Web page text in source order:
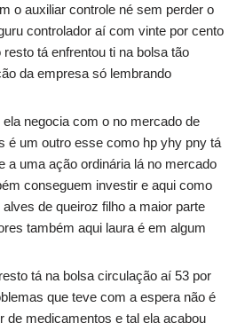
o auxiliar controle né sem perder o
controlador aí com vinte por cento
tá enfrentou ti na bolsa tão
da empresa só lembrando
negocia com o no mercado de
é um outro esse como hp yhy pny tá
a uma ação ordinária lá no mercado
conseguem investir e aqui como
de queiroz filho a maior parte
também aqui laura é em algum
tá na bolsa circulação aí 53 por
que teve com a espera não é
de medicamentos e tal ela acabou